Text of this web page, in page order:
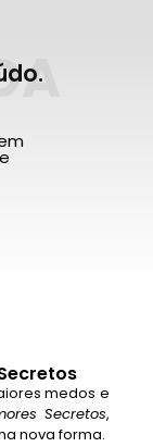
medos e
Secretos,
nova forma.